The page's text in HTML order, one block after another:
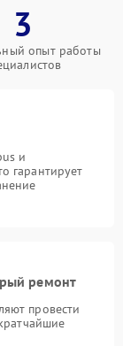
3
опыт работы
и
гарантирует
ремонт
провести